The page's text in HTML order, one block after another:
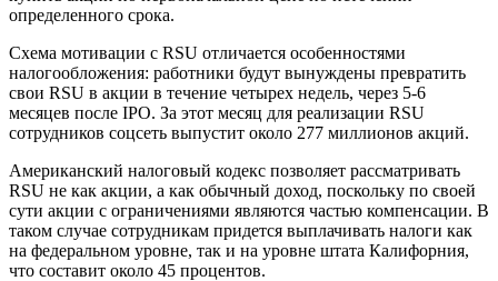
определенного срока.
Схема мотивации с RSU отличается особенностями
налогообложения: работники будут вынуждены превратить
свои RSU в акции в течение четырех недель, через 5-6
месяцев после IPO. За этот месяц для реализации RSU
сотрудников соцсеть выпустит около 277 миллионов акций.
Американский налоговый кодекс позволяет рассматривать
RSU не как акции, а как обычный доход, поскольку по своей
сути акции с ограничениями являются частью компенсации. В
таком случае сотрудникам придется выплачивать налоги как
на федеральном уровне, так и на уровне штата Калифорния,
что составит около 45 процентов.